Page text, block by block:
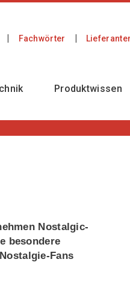
Fachwörter
Produktwissen
Nostalgic-
besondere
Fans